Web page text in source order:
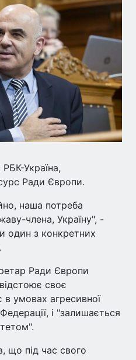
Україна,
Ради Європи.
наша потреба
члена, Україну", -
один з конкретних
Ради Європи
своє
умовах агресивної
і "залишається
що під час свого